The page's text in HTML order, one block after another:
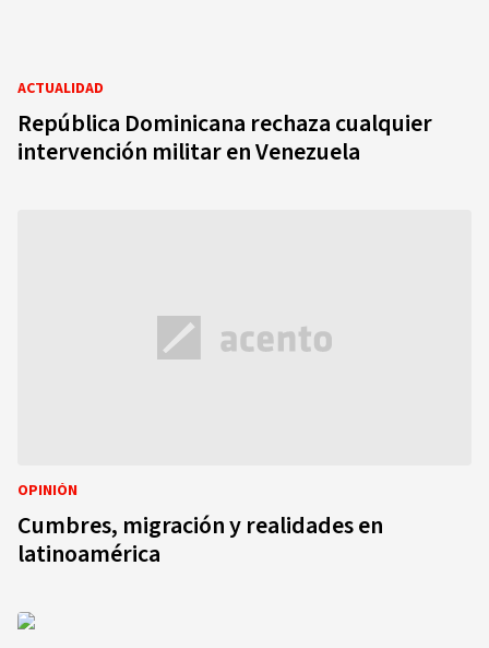
ACTUALIDAD
República Dominicana rechaza cualquier
intervención militar en Venezuela
OPINIÓN
Cumbres, migración y realidades en
latinoamérica